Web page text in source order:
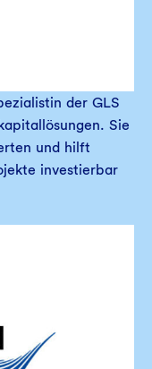
der GLS
Sie
und hilft
investierbar